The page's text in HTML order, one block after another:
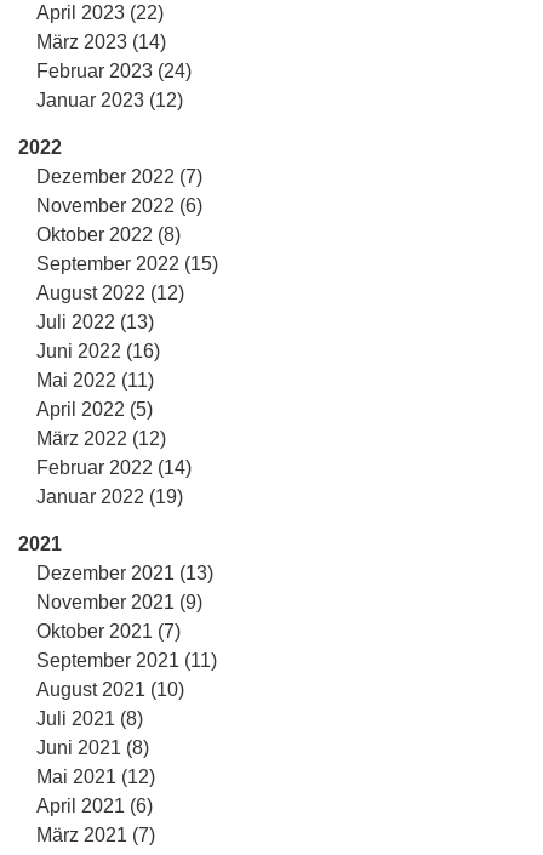
April 2023 (22)
März 2023 (14)
Februar 2023 (24)
Januar 2023 (12)
2022
Dezember 2022 (7)
November 2022 (6)
Oktober 2022 (8)
September 2022 (15)
August 2022 (12)
Juli 2022 (13)
Juni 2022 (16)
Mai 2022 (11)
April 2022 (5)
März 2022 (12)
Februar 2022 (14)
Januar 2022 (19)
2021
Dezember 2021 (13)
November 2021 (9)
Oktober 2021 (7)
September 2021 (11)
August 2021 (10)
Juli 2021 (8)
Juni 2021 (8)
Mai 2021 (12)
April 2021 (6)
März 2021 (7)